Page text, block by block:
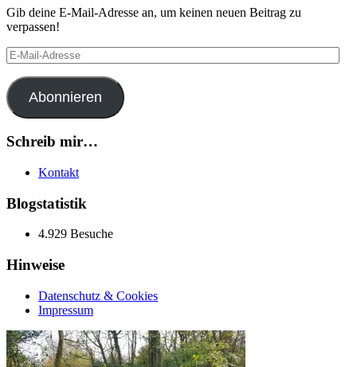
Gib deine E-Mail-Adresse an, um keinen neuen Beitrag zu
verpassen!
E-
Mail-
Adresse
Abonnieren
Schreib mir…
Kontakt
Blogstatistik
4.929 Besuche
Hinweise
Datenschutz & Cookies
Impressum